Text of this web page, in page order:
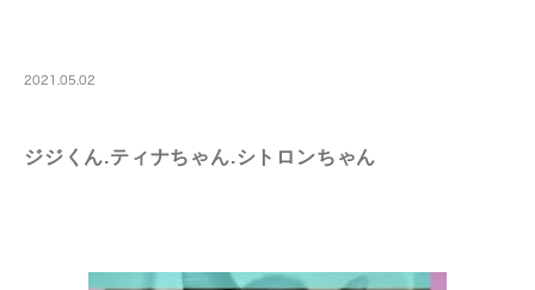
2021.05.02
ジジくん.ティナちゃん.シトロンちゃん